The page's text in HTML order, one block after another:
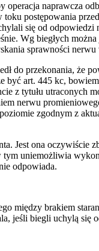
naprawcza
postępowania
się od
Wg biegłych
sprawności
do przekonania, że
art. 445 kc,
z tytułu utraconych
nerwu
zgodnym z
Jest ona oczywiście
uniemożliwia
odpowiada.
między brakiem
jeśli biegli uchylą się